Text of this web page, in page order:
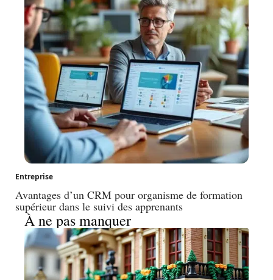
Entreprise
Avantages d’un CRM pour organisme de formation
supérieur dans le suivi des apprenants
À ne pas manquer